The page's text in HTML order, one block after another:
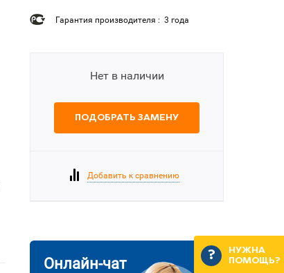
Гарантия производителя : 3 года
Нет в наличии
ПОДОБРАТЬ ЗАМЕНУ
Добавить к сравнению
Онлайн-чат
НУЖНА
ПОМОЩЬ?